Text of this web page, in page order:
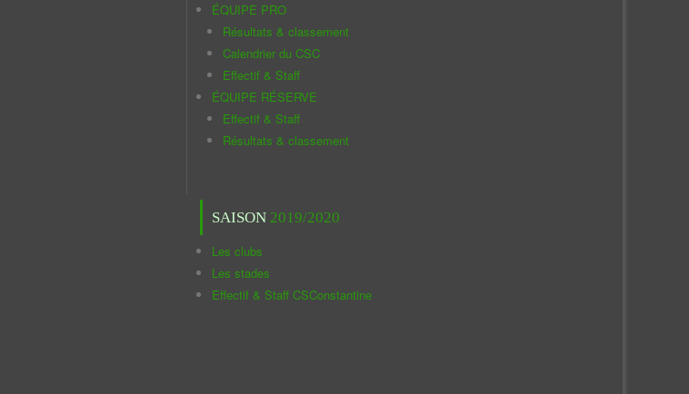
ÉQUIPE PRO
Résultats & classement
Calendrier du CSC
Effectif & Staff
ÉQUIPE RÉSERVE
Effectif & Staff
Résultats & classement
SAISON 2019/2020
Les clubs
Les stades
Effectif & Staff CSConstantine